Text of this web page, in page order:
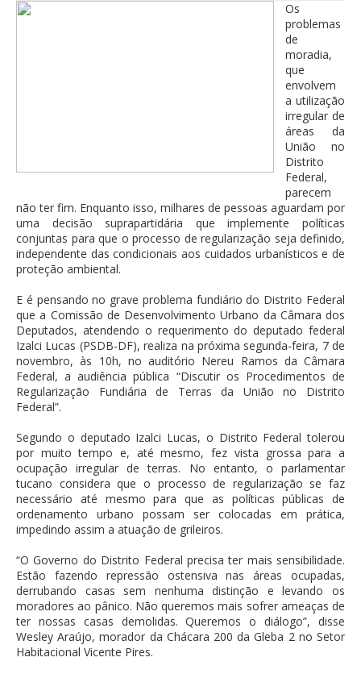
Os
problemas
de
moradia,
que
envolvem
a utilização
irregular de
áreas da
União no
Distrito
Federal,
parecem
não ter fim. Enquanto isso, milhares de pessoas aguardam por
uma decisão suprapartidária que implemente políticas
conjuntas para que o processo de regularização seja definido,
independente das condicionais aos cuidados urbanísticos e de
proteção ambiental.
E é pensando no grave problema fundiário do Distrito Federal
que a Comissão de Desenvolvimento Urbano da Câmara dos
Deputados, atendendo o requerimento do deputado federal
Izalci Lucas (PSDB-DF), realiza na próxima segunda-feira, 7 de
novembro, às 10h, no auditório Nereu Ramos da Câmara
Federal, a audiência pública “Discutir os Procedimentos de
Regularização Fundiária de Terras da União no Distrito
Federal”.
Segundo o deputado Izalci Lucas, o Distrito Federal tolerou
por muito tempo e, até mesmo, fez vista grossa para a
ocupação irregular de terras. No entanto, o parlamentar
tucano considera que o processo de regularização se faz
necessário até mesmo para que as políticas públicas de
ordenamento urbano possam ser colocadas em prática,
impedindo assim a atuação de grileiros.
“O Governo do Distrito Federal precisa ter mais sensibilidade.
Estão fazendo repressão ostensiva nas áreas ocupadas,
derrubando casas sem nenhuma distinção e levando os
moradores ao pânico. Não queremos mais sofrer ameaças de
ter nossas casas demolidas. Queremos o diálogo”, disse
Wesley Araújo, morador da Chácara 200 da Gleba 2 no Setor
Habitacional Vicente Pires.